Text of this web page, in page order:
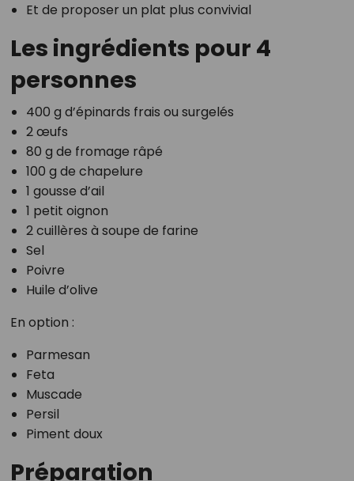
Et de proposer un plat plus convivial
Les ingrédients pour 4
personnes
400 g d’épinards frais ou surgelés
2 œufs
80 g de fromage râpé
100 g de chapelure
1 gousse d’ail
1 petit oignon
2 cuillères à soupe de farine
Sel
Poivre
Huile d’olive
En option :
Parmesan
Feta
Muscade
Persil
Piment doux
Préparation